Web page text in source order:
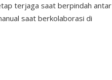
terjaga saat berpindah antar
saat berkolaborasi di